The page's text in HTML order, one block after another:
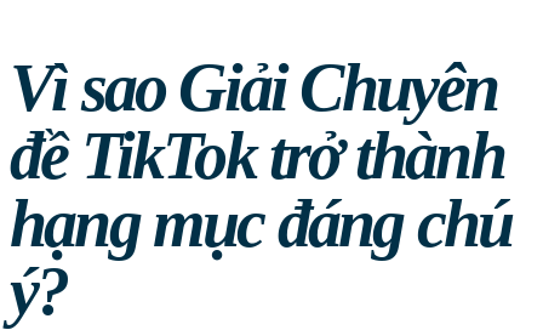
Vì sao Giải Chuyên
đề TikTok trở thành
hạng mục đáng chú
ý?